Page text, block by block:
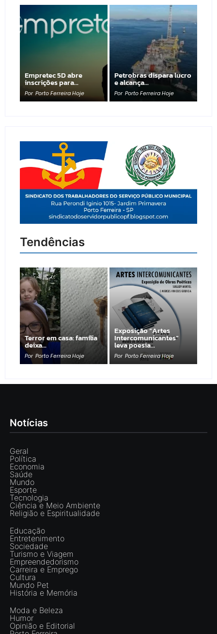
Empretec 5D abre
inscrições para…
Por Porto Ferreira Hoje
Petrobras dispara lucro
e alcança…
Por Porto Ferreira Hoje
Tendências
Terror em casa: família
deixa…
Por Porto Ferreira Hoje
Exposição “Artes
Intercomunicantes”
leva poesia…
Por Porto Ferreira Hoje
Notícias
Geral
Política
Economia
Saúde
Mundo
Esporte
Tecnologia
Ciência e Meio Ambiente
Religião e Espiritualidade
Educação
Entretenimento
Sociedade
Turismo e Viagem
Empreendedorismo
Carreira e Emprego
Cultura
Mundo Pet
História e Memória
Moda e Beleza
Humor
Opinião e Editorial